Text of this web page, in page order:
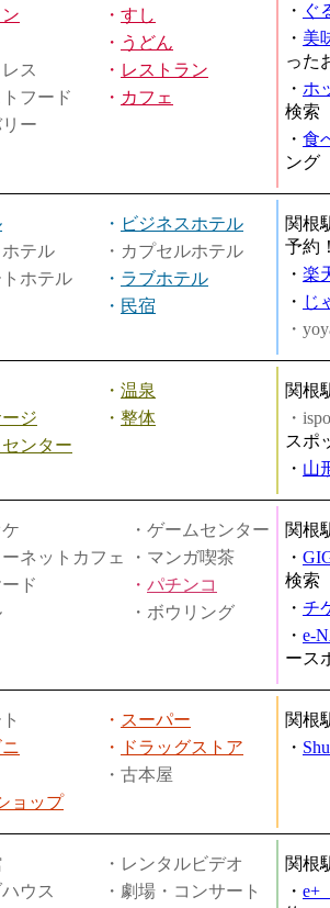
・ すし
・ うどん
ス
・ レストラン
トフード
・ カフェ
リー
・ ぐ
・ 美
った
・ ホ
検索
・ 食
ング
・ ビジネスホテル
ホテル
・カプセルホテル
トホテル
・ ラブホテル
・ 民宿
関根
予約
・ 楽
・ じ
・
・ 温泉
ジ ・ 整体
ンター
関根
・
スポ
・ 山
・ゲームセンター
ーネットカフェ
・マンガ喫茶
ド
・ パチンコ
・ボウリング
関根
・
検索
・ チ
・ e-
ース
・ スーパー
・
ドラッグストア
・古本屋
ョップ
関根
・
・レンタルビデオ
ウス
・劇場・コンサート
関根
・ e+